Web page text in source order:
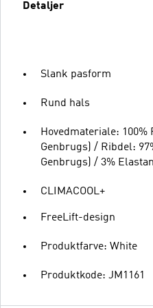
Detaljer
Slank pasform
Rund hals
Hovedmateriale: 100%
Genbrugs) / Ribdel:
Genbrugs) / 3% Elastan
CLIMACOOL+
FreeLift-design
Produktfarve: White
Produktkode: JM1161